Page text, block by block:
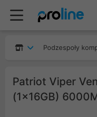
Podzespoły
Patriot Viper
(1x16GB)